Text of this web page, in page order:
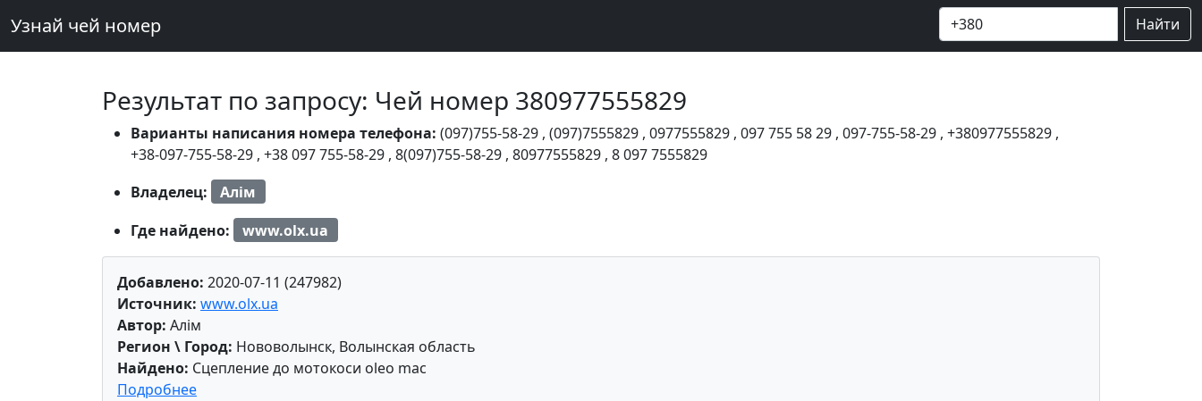
Узнай чей номер Найти
Результат по запросу: Чей номер 380977555829
Варианты написания номера телефона: (097)755-58-29 , (097)7555829 , 0977555829 , 097 755 58 29 , 097-755-58-29 , +380977555829 ,
+38-097-755-58-29 , +38 097 755-58-29 , 8(097)755-58-29 , 80977555829 , 8 097 7555829
Владелец:
Алім
Где найдено:
www.olx.ua
Добавлено: 2020-07-11 (247982)
Источник: www.olx.ua
Автор: Алім
Регион \ Город: Нововолынск, Волынская область
Найдено: Сцепление до мотокоси oleo mac
Подробнее